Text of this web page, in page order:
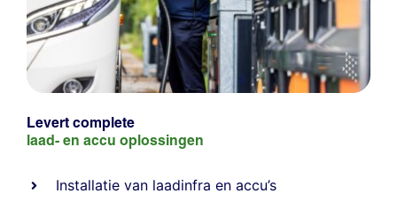
Levert complete
laad- en accu oplossingen
Installatie van laadinfra en accu’s